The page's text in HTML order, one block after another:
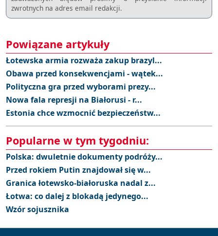
zwrotnych na adres email redakcji.
Powiązane artykuły
Łotewska armia rozważa zakup brazyl...
Obawa przed konsekwencjami - wątek...
Polityczna gra przed wyborami prezy...
Nowa fala represji na Białorusi - r...
Estonia chce wzmocnić bezpieczeństw...
Popularne w tym tygodniu:
Polska: dwuletnie dokumenty podróży...
Przed rokiem Putin znajdował się w...
Granica łotewsko-białoruska nadal z...
Łotwa: co dalej z blokadą jedynego...
Wzór sojusznika